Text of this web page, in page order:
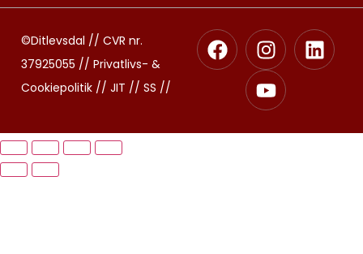
©Ditlevsdal // CVR nr.
37925055 // Privatlivs- &
Cookiepolitik // JIT // SS //